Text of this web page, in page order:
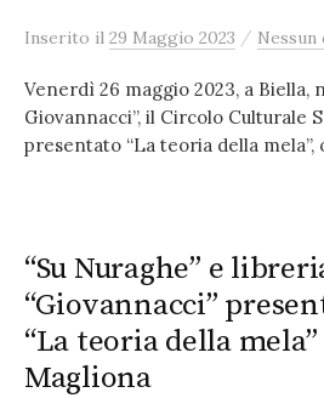
Inserito il 29 Maggio 2023 / Nessun
Venerdì 26 maggio 2023, a
Giovannacci”, il Circolo Culturale
presentato “La teoria della mela”,
“Su Nuraghe” e
“Giovannacci”
“La teoria della
Magliona